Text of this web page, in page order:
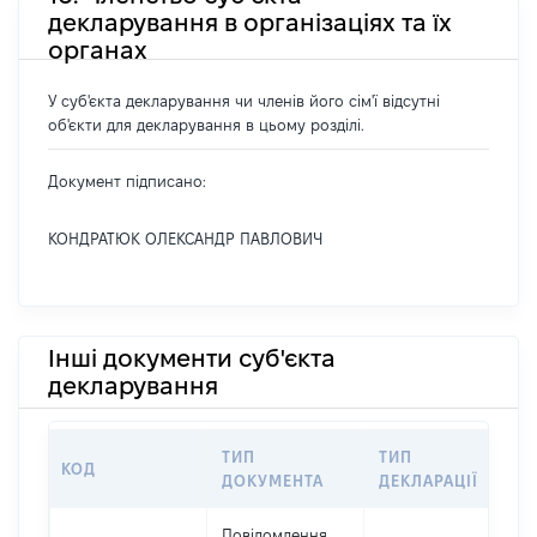
декларування в організаціях та їх
органах
У суб'єкта декларування чи членів його сім'ї відсутні
об'єкти для декларування в цьому розділі.
Документ підписано:
КОНДРАТЮК ОЛЕКСАНДР ПАВЛОВИЧ
Інші документи суб'єкта
декларування
КОД
ТИП
ДОКУМЕНТА
ТИП
ДЕКЛАРАЦІЇ